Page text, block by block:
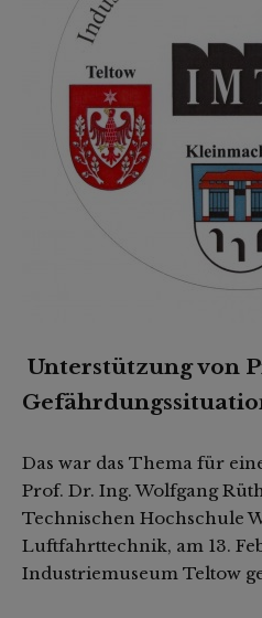
Unterstützung von
Das war das Thema für
Prof. Dr. Ing. Wolfgang
Technischen Hochschule
Luftfahrttechnik, am 13.
Industriemuseum Teltow